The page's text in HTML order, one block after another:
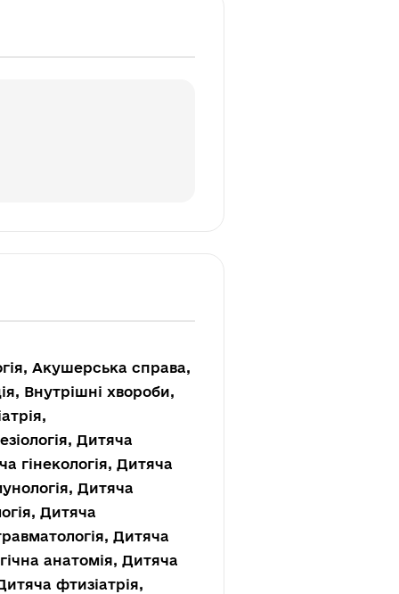
Акушерська справа,
Внутрішні хвороби,
Дитяча
гінекологія, Дитяча
Дитяча
Дитяча
Дитяча
анатомія, Дитяча
фтизіатрія,